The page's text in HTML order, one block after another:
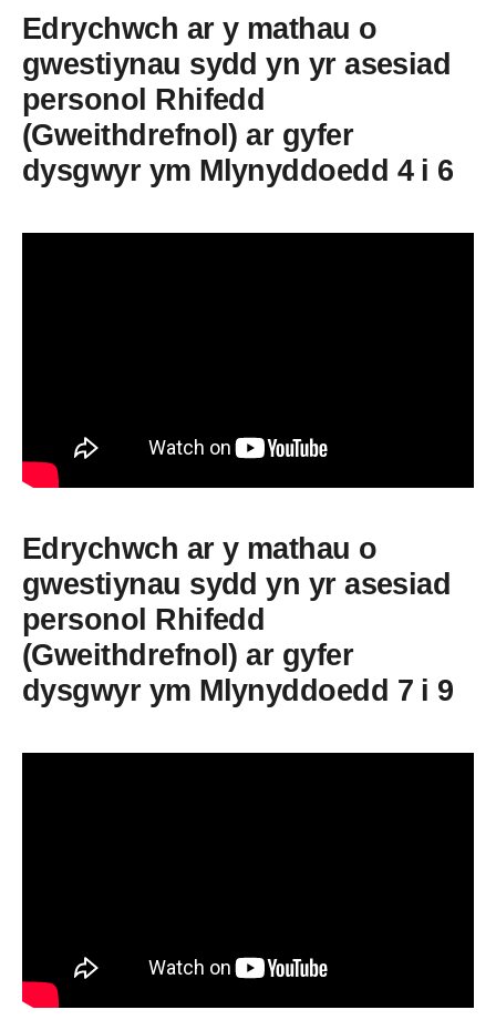
Edrychwch ar y mathau o
gwestiynau sydd yn yr asesiad
personol Rhifedd
(Gweithdrefnol) ar gyfer
dysgwyr ym Mlynyddoedd 4 i 6
Edrychwch ar y mathau o
gwestiynau sydd yn yr asesiad
personol Rhifedd
(Gweithdrefnol) ar gyfer
dysgwyr ym Mlynyddoedd 7 i 9